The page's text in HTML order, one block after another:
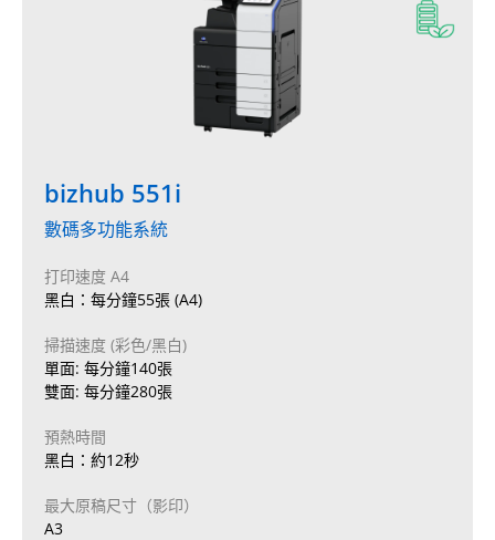
bizhub 551i
數碼多功能系統
打印速度 A4
黑白：每分鐘55張 (A4)
掃描速度 (彩色/黑白)
單面: 每分鐘140張
雙面: 每分鐘280張
預熱時間
黑白：約12秒
最大原稿尺寸（影印）
A3